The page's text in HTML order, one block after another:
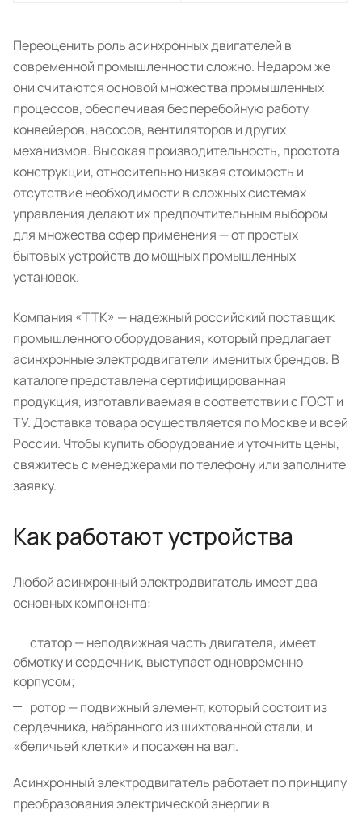
Переоценить роль асинхронных двигателей в
современной промышленности сложно. Недаром же
они считаются основой множества промышленных
процессов, обеспечивая бесперебойную работу
конвейеров, насосов, вентиляторов и других
механизмов. Высокая производительность, простота
конструкции, относительно низкая стоимость и
отсутствие необходимости в сложных системах
управления делают их предпочтительным выбором
для множества сфер применения — от простых
бытовых устройств до мощных промышленных
установок.
Компания «ТТК» — надежный российский поставщик
промышленного оборудования, который предлагает
асинхронные электродвигатели именитых брендов. В
каталоге представлена сертифицированная
продукция, изготавливаемая в соответствии с ГОСТ и
ТУ. Доставка товара осуществляется по Москве и всей
России. Чтобы купить оборудование и уточнить цены,
свяжитесь с менеджерами по телефону или заполните
заявку.
Как работают устройства
Любой асинхронный электродвигатель имеет два
основных компонента:
статор — неподвижная часть двигателя, имеет
обмотку и сердечник, выступает одновременно
корпусом;
ротор — подвижный элемент, который состоит из
сердечника, набранного из шихтованной стали, и
«беличьей клетки» и посажен на вал.
Асинхронный электродвигатель работает по принципу
преобразования электрической энергии в